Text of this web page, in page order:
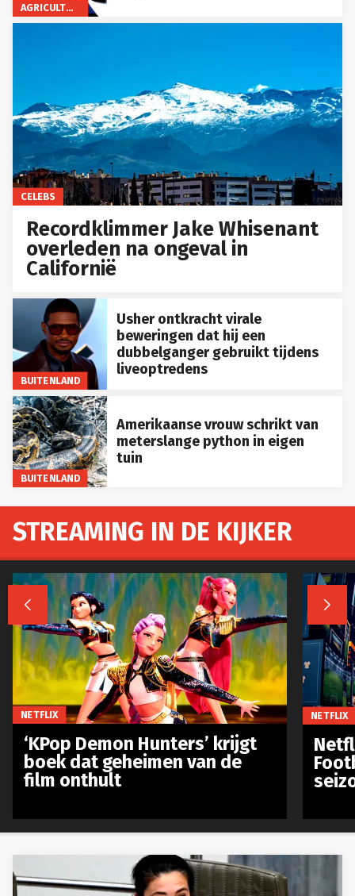
AGRICULTUUR
CELEBS
Recordklimmer Jake Whisenant
overleden na ongeval in
Californië
BUITENLAND
Usher ontkracht virale
beweringen dat hij een
dubbelganger gebruikt tijdens
liveoptredens
BUITENLAND
Amerikaanse vrouw schrikt van
meterslange python in eigen
tuin
STREAMING IN DE KIJKER
 
NETFLIX
‘KPop Demon Hunters’ krijgt
boek dat geheimen van de
film onthult
NETFLIX